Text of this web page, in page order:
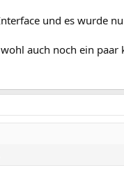
und es wurde
auch noch ein